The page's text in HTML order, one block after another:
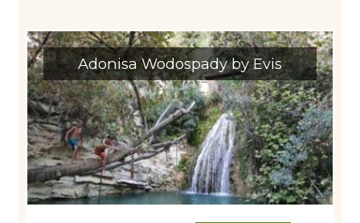
Adonisa Wodospady by Evis